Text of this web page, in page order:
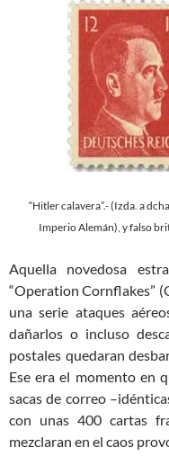
“Hitler calavera”.- (Izda. a
Imperio Alemán), y falso
Aquella novedosa
“Operation Cornflakes”
una serie ataques
dañarlos o incluso
postales quedaran
Ese era el momento en
sacas de correo
con unas 400 cartas
mezclaran en el caos